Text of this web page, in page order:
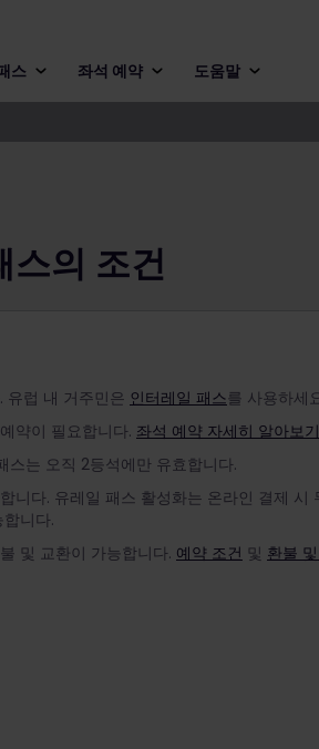
스 좌석 예약 도움말
스의 조건
유럽 내 거주민은 인터레일 패스를 사용하세
약이 필요합니다. 좌석 예약 자세히 알아보기
스는 오직 2등석에만 유효합니다.
니다. 유레일 패스 활성화는 온라인 결제 시
니다.
및 교환이 가능합니다. 예약 조건 및 환불
는 환불 및 교환이 불가합니다. 구매하신 프